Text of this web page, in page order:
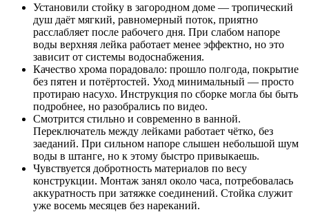
Установили стойку в загородном доме — тропический
душ даёт мягкий, равномерный поток, приятно
расслабляет после рабочего дня. При слабом напоре
воды верхняя лейка работает менее эффектно, но это
зависит от системы водоснабжения.
Качество хрома порадовало: прошло полгода, покрытие
без пятен и потёртостей. Уход минимальный — просто
протираю насухо. Инструкция по сборке могла бы быть
подробнее, но разобрались по видео.
Смотрится стильно и современно в ванной.
Переключатель между лейками работает чётко, без
заеданий. При сильном напоре слышен небольшой шум
воды в штанге, но к этому быстро привыкаешь.
Чувствуется добротность материалов по весу
конструкции. Монтаж занял около часа, потребовалась
аккуратность при затяжке соединений. Стойка служит
уже восемь месяцев без нареканий.